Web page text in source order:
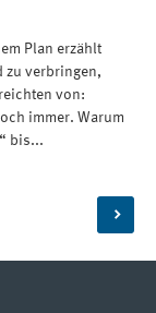
Plan erzählt
zu verbringen,
von:
immer. Warum
bis...